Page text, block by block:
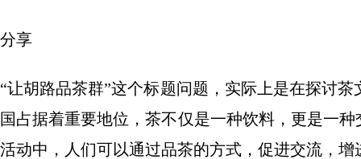
分享
“让胡路品茶群”这个标题问题，实际上是在探讨
国占据着重要地位，茶不仅是一种饮料，更是一
活动中，人们可以通过品茶的方式，促进交流，